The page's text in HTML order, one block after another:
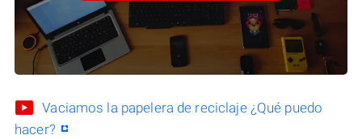
Vaciamos la papelera de reciclaje ¿Qué puedo
hacer?